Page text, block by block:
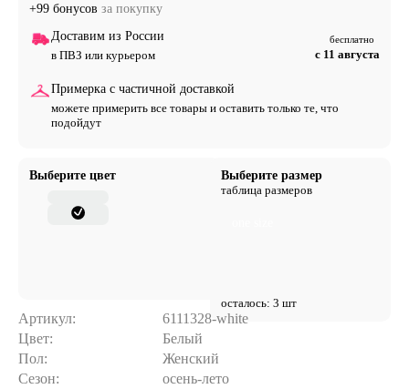
+99 бонусов за покупку
Доставим из России
в ПВЗ или курьером
бесплатно
с 11 августа
Примерка с частичной доставкой
можете примерить все товары и оставить только те, что
подойдут
Выберите цвет
Выберите размер
таблица размеров
осталось: 3 шт
Артикул:
6111328-white
Цвет:
Белый
Пол:
Женский
Сезон:
осень-лето